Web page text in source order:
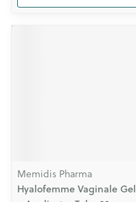
Memidis Pharma
Hyalofemme Vaginale Gel